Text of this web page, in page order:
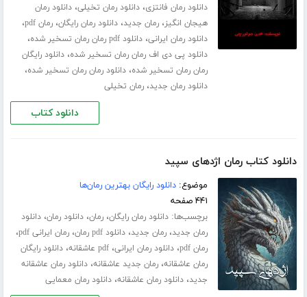
دانلود رمان فانتزی،دانلود رمان تخیلی،دانلود رمان
هیجان انگیز،رمان جدید،دانلود رمان رایگان،رمان pdf ،
دانلود رمان ایرانی،دانلود pdf رمان رمان تسخیر شده ،
دانلود پی دی اف رمان رمان تسخیر شده،دانلود رایگان
رمان رمان تسخیر شده،دانلود رمان رمان تسخیر شده،
دانلود رمان جدید،رمان تخیلی
دانلود کتاب
دانلود کتاب رمان اژدهای سپید
موضوع:دانلود رایگان بهترین رمان‌ها
۴۴۱ صفحه
برچسب‌ها:دانلود رمان رایگان،رمان،دانلود رمان،دانلود
رمان جدید،رمان جدید،دانلود pdf رمان ،رمان ایرانی pdf ،
رمان pdf ،دانلود رمان ایرانی،pdf عاشقانه ،دانلود رایگان
رمان عاشقانه،رمان جدید عاشقانه،دانلود رمان عاشقانه
جدید،دانلود رمان عاشقانه،دانلود رمان معمایی